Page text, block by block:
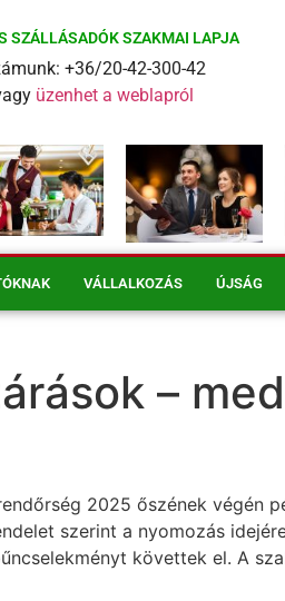
SZÁLLÁSADÓK SZAKMAI LAPJA
+36/20-42-300-42
üzenhet a weblapról
VÁLLALKOZÁS ÚJSÁG
–
2025 őszének végén
szerint a nyomozás
követtek el. A